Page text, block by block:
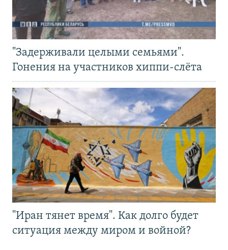
"Задерживали целыми семьями".
Гонения на участников хиппи-слёта
"Иран тянет время". Как долго будет
ситуация между миром и войной?